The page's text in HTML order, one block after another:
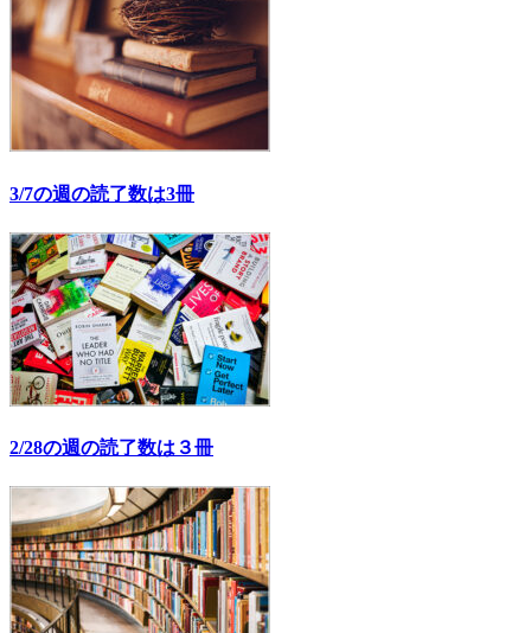
3/7の週の読了数は3冊
2/28の週の読了数は３冊